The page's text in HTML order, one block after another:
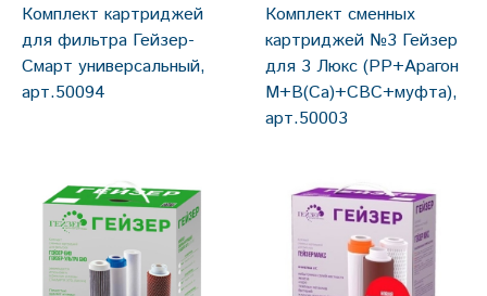
Комплект картриджей
для фильтра Гейзер-
Смарт универсальный,
арт.50094
Комплект сменных
картриджей №3 Гейзер
для 3 Люкс (РР+Арагон
М+В(Са)+СВС+муфта),
арт.50003